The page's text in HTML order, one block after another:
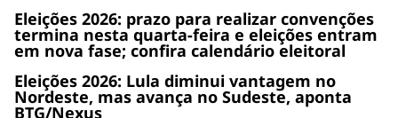
Eleições 2026: prazo para realizar convenções
termina nesta quarta-feira e eleições entram
em nova fase; confira calendário eleitoral
Eleições 2026: Lula diminui vantagem no
Nordeste, mas avança no Sudeste, aponta
BTG/Nexus